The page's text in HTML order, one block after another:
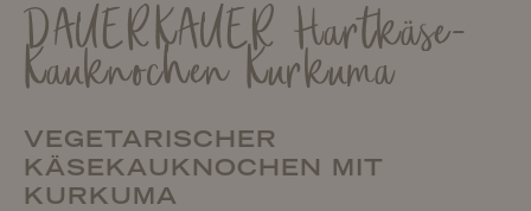
DAUERKAUER Hartkäse-
Kauknochen Kurkuma
VEGETARISCHER
KÄSEKAUKNOCHEN MIT
KURKUMA